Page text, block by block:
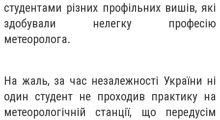
студентами різних профільних вишів, які
здобували нелегку професію
метеоролога.
На жаль, за час незалежності України ні
один студент не проходив практику на
метеорологічній станції, що передусім